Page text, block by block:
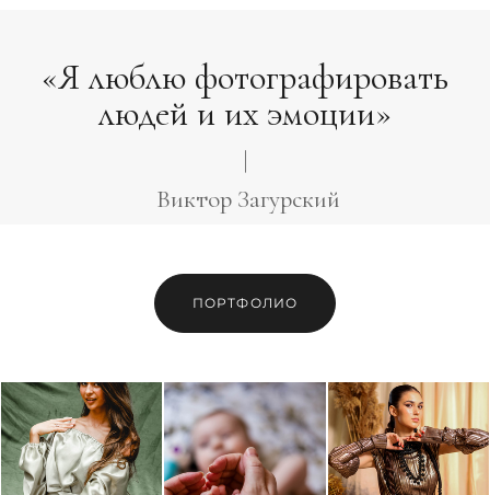
«Я люблю фотографировать
людей и их эмоции»
|
Виктор Загурский
ПОРТФОЛИО